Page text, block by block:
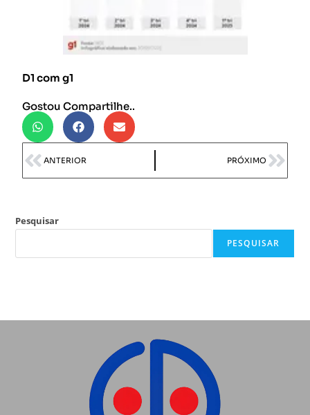
D1 com g1
Gostou Compartilhe..
ANTERIOR PRÓXIMO
Pesquisar
PESQUISAR